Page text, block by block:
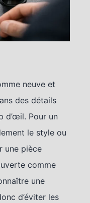
neuve et
des détails
d’œil. Pour un
le style ou
une pièce
comme
une
d’éviter les